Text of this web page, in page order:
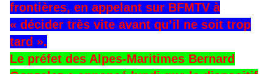
frontières, en appelant sur BFMTV à
« décider très vite avant qu’il ne soit trop
tard ».
Le préfet des Alpes-Maritimes Bernard